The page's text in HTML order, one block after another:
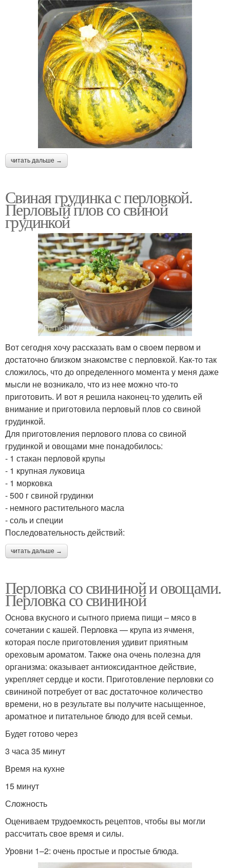
читать дальше →
Свиная грудинка с перловкой.
Перловый плов со свиной
грудинкой
Вот сегодня хочу рассказать вам о своем первом и
достаточно близком знакомстве с перловкой. Как-то так
сложилось, что до определенного момента у меня даже
мысли не возникало, что из нее можно что-то
приготовить. И вот я решила наконец-то уделить ей
внимание и приготовила перловый плов со свиной
грудинкой.
Для приготовления перлового плова со свиной
грудинкой и овощами мне понадобилось:
- 1 стакан перловой крупы
- 1 крупная луковица
- 1 морковка
- 500 г свиной грудинки
- немного растительного масла
- соль и специи
Последовательность действий:
читать дальше →
Перловка со свининой и овощами.
Перловка со свининой
Основа вкусного и сытного приема пищи – мясо в
сочетании с кашей. Перловка — крупа из ячменя,
которая после приготовления удивит приятным
ореховым ароматом. Также она очень полезна для
организма: оказывает антиоксидантное действие,
укрепляет сердце и кости. Приготовление перловки со
свининой потребует от вас достаточное количество
времени, но в результате вы получите насыщенное,
ароматное и питательное блюдо для всей семьи.
Будет готово через
3 часа 35 минут
Время на кухне
15 минут
Сложность
Оцениваем трудоемкость рецептов, чтобы вы могли
рассчитать свое время и силы.
Уровни 1–2: очень простые и простые блюда.